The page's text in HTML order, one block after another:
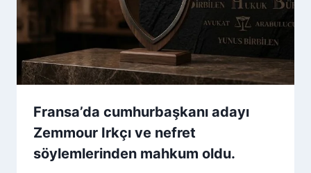
Fransa’da cumhurbaşkanı adayı
Zemmour Irkçı ve nefret
söylemlerinden mahkum oldu.